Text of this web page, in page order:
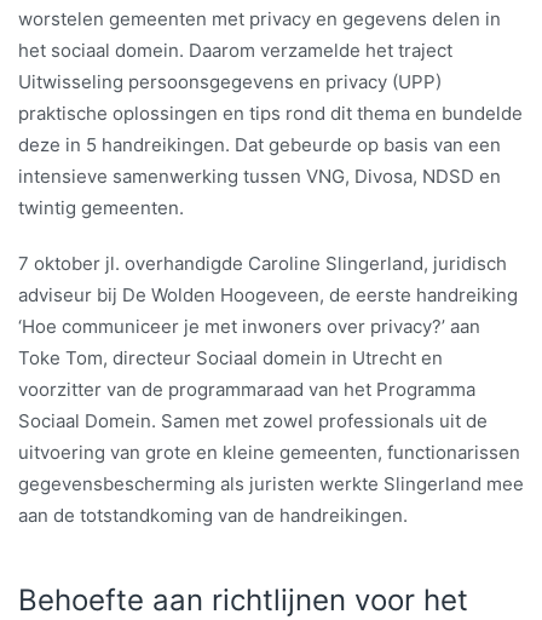
worstelen gemeenten met privacy en gegevens delen in
het sociaal domein. Daarom verzamelde het traject
Uitwisseling persoonsgegevens en privacy (UPP)
praktische oplossingen en tips rond dit thema en bundelde
deze in 5 handreikingen. Dat gebeurde op basis van een
intensieve samenwerking tussen VNG, Divosa, NDSD en
twintig gemeenten.
7 oktober jl. overhandigde Caroline Slingerland, juridisch
adviseur bij De Wolden Hoogeveen, de eerste handreiking
‘Hoe communiceer je met inwoners over privacy?’ aan
Toke Tom, directeur Sociaal domein in Utrecht en
voorzitter van de programmaraad van het Programma
Sociaal Domein. Samen met zowel professionals uit de
uitvoering van grote en kleine gemeenten, functionarissen
gegevensbescherming als juristen werkte Slingerland mee
aan de totstandkoming van de handreikingen.
Behoefte aan richtlijnen voor het